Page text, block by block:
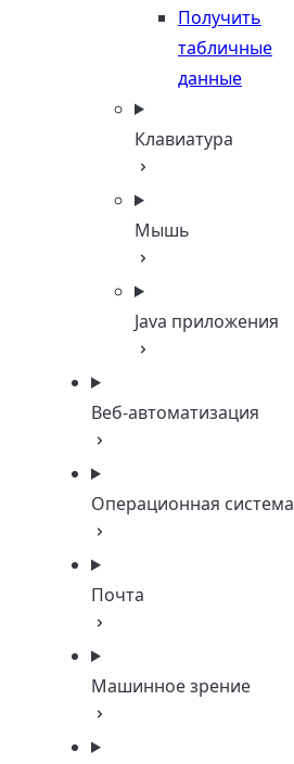
Получить
табличные
данные
Клавиатура
Мышь
Java приложения
Веб-автоматизация
Операционная система
Почта
Машинное зрение